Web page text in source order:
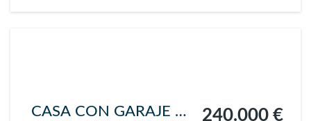
CASA CON GARAJE Y 240.000 €